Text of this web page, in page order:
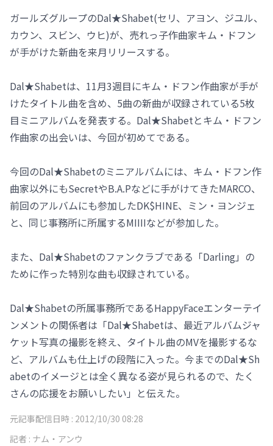
ガールズグループのDal★Shabet(セリ、アヨン、ジユル、
カウン、スビン、ウヒ)が、売れっ子作曲家キム・ドフン
が手がけた新曲を来月リリースする。
Dal★Shabetは、11月3週目にキム・ドフン作曲家が手が
けたタイトル曲を含め、5曲の新曲が収録されている5枚
目ミニアルバムを発表する。Dal★Shabetとキム・ドフン
作曲家の出会いは、今回が初めてである。
今回のDal★Shabetのミニアルバムには、キム・ドフン作
曲家以外にもSecretやB.A.Pなどに手がけてきたMARCO、
前回のアルバムにも参加したDK$HINE、ミン・ヨンジェ
と、同じ事務所に所属するMIIIIなどが参加した。
また、Dal★Shabetのファンクラブである「Darling」の
ために作った特別な曲も収録されている。
Dal★Shabetの所属事務所であるHappyFaceエンターテイ
ンメントの関係者は「Dal★Shabetは、最近アルバムジャ
ケット写真の撮影を終え、タイトル曲のMVを撮影するな
ど、アルバムも仕上げの段階に入った。今までのDal★Sh
abetのイメージとは全く異なる姿が見られるので、たく
さんの応援をお願いしたい」と伝えた。
元記事配信日時 : 2012/10/30 08:28
記者 : ナム・アンウ